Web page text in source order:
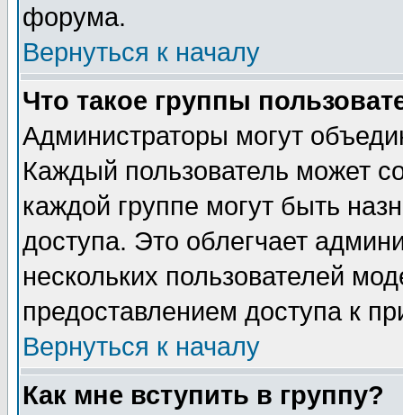
форума.
Вернуться к началу
Что такое группы
Администраторы могут
Каждый пользователь может
каждой группе могут быть
доступа. Это облегчает
нескольких пользователей
предоставлением доступа к
Вернуться к началу
Как мне вступить в группу?